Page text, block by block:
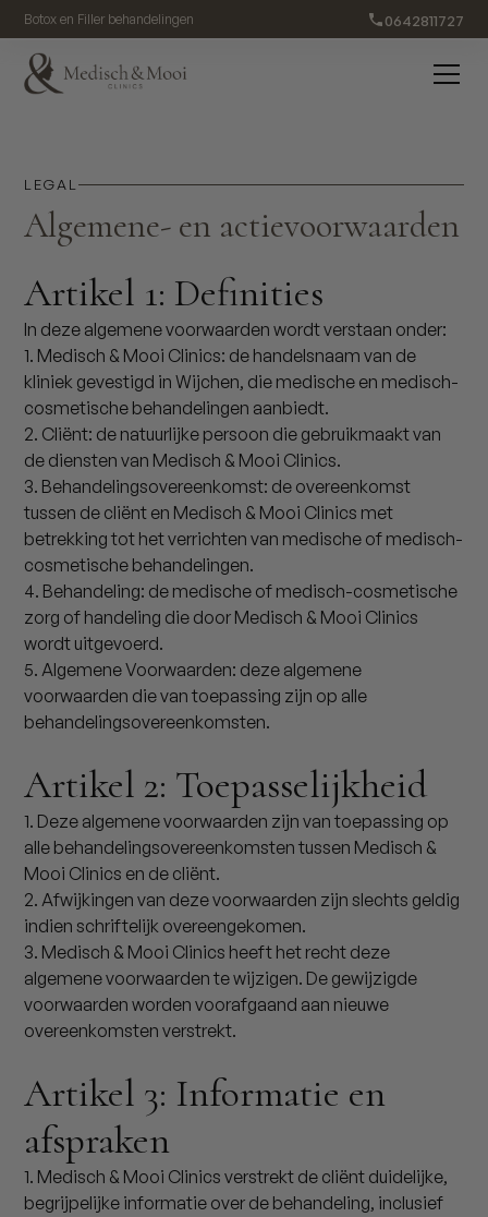
Botox en Filler behandelingen 0642811727
LEGAL
Algemene- en actievoorwaarden
Artikel 1: Definities
In deze algemene voorwaarden wordt verstaan onder:
1. Medisch & Mooi Clinics: de handelsnaam van de
kliniek gevestigd in Wijchen, die medische en medisch-
cosmetische behandelingen aanbiedt.
2. Cliënt: de natuurlijke persoon die gebruikmaakt van
de diensten van Medisch & Mooi Clinics.
3. Behandelingsovereenkomst: de overeenkomst
tussen de cliënt en Medisch & Mooi Clinics met
betrekking tot het verrichten van medische of medisch-
cosmetische behandelingen.
4. Behandeling: de medische of medisch-cosmetische
zorg of handeling die door Medisch & Mooi Clinics
wordt uitgevoerd.
5. Algemene Voorwaarden: deze algemene
voorwaarden die van toepassing zijn op alle
behandelingsovereenkomsten.
Artikel 2: Toepasselijkheid
1. Deze algemene voorwaarden zijn van toepassing op
alle behandelingsovereenkomsten tussen Medisch &
Mooi Clinics en de cliënt.
2. Afwijkingen van deze voorwaarden zijn slechts geldig
indien schriftelijk overeengekomen.
3. Medisch & Mooi Clinics heeft het recht deze
algemene voorwaarden te wijzigen. De gewijzigde
voorwaarden worden voorafgaand aan nieuwe
overeenkomsten verstrekt.
Artikel 3: Informatie en
afspraken
1. Medisch & Mooi Clinics verstrekt de cliënt duidelijke,
begrijpelijke informatie over de behandeling, inclusief